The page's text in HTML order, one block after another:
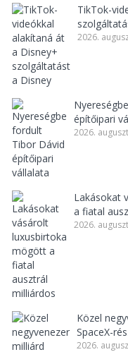
TikTok-
2026.
építőipari
2026.
Lakásokat
a fiatal
2026.
Közel
SpaceX-
2026.